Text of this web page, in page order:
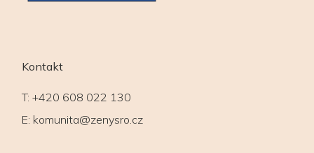
Kontakt
T: +420 608 022 130
E: komunita@zenysro.cz